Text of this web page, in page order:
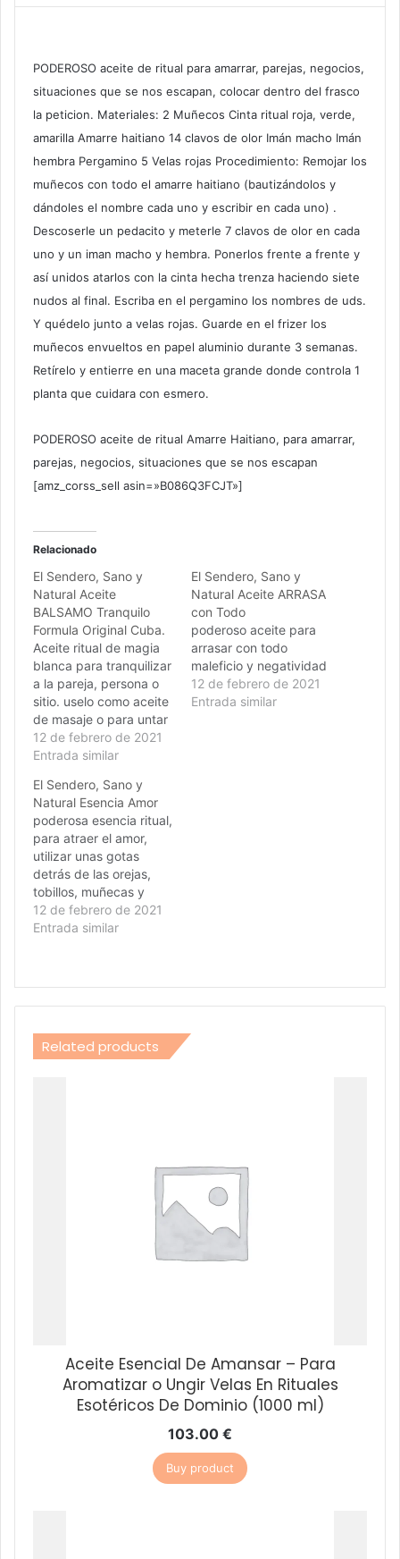
PODEROSO aceite de ritual para amarrar, parejas, negocios,
situaciones que se nos escapan, colocar dentro del frasco
la peticion. Materiales: 2 Muñecos Cinta ritual roja, verde,
amarilla Amarre haitiano 14 clavos de olor Imán macho Imán
hembra Pergamino 5 Velas rojas Procedimiento: Remojar los
muñecos con todo el amarre haitiano (bautizándolos y
dándoles el nombre cada uno y escribir en cada uno) .
Descoserle un pedacito y meterle 7 clavos de olor en cada
uno y un iman macho y hembra. Ponerlos frente a frente y
así unidos atarlos con la cinta hecha trenza haciendo siete
nudos al final. Escriba en el pergamino los nombres de uds.
Y quédelo junto a velas rojas. Guarde en el frizer los
muñecos envueltos en papel aluminio durante 3 semanas.
Retírelo y entierre en una maceta grande donde controla 1
planta que cuidara con esmero.
PODEROSO aceite de ritual Amarre Haitiano, para amarrar,
parejas, negocios, situaciones que se nos escapan
[amz_corss_sell asin=»B086Q3FCJT»]
Relacionado
El Sendero, Sano y
Natural Aceite
BALSAMO Tranquilo
Formula Original Cuba.
Aceite ritual de magia
blanca para tranquilizar
a la pareja, persona o
sitio. uselo como aceite
de masaje o para untar
un velon.
12 de febrero de 2021
Entrada similar
El Sendero, Sano y
Natural Aceite ARRASA
con Todo
poderoso aceite para
arrasar con todo
maleficio y negatividad
12 de febrero de 2021
Entrada similar
El Sendero, Sano y
Natural Esencia Amor
poderosa esencia ritual,
para atraer el amor,
utilizar unas gotas
detrás de las orejas,
tobillos, muñecas y
cuello, notaras la
diferencia y veras como
12 de febrero de 2021
Entrada similar
Related products
Aceite Esencial De Amansar – Para
Aromatizar o Ungir Velas En Rituales
Esotéricos De Dominio (1000 ml)
103.00 €
Buy product